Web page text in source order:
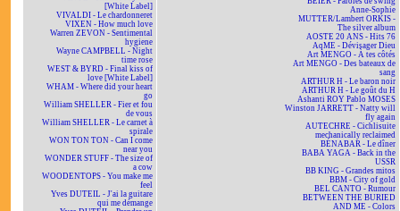
[White Label]
VIVALDI - Le chardonneret
VIXEN - How much love
Warren ZEVON - Sentimental
hygiene
Wayne CAMPBELL - Night
time rose
WEST & BYRD - Final kiss of
love [White Label]
WHAM - Where did your heart
go
William SHELLER - Fier et fou
de vous
William SHELLER - Le carnet à
spirale
WON TON TON - Can I come
near you
WONDER STUFF - The size of
a cow
WOODENTOPS - You make me
feel
Yves DUTEIL - J'ai la guitare
qui me démange
Anne-Sophie
MUTTER/Lambert ORKIS -
The silver album
AOSTE 20 ANS - Hits 76
AqME - Dévisager Dieu
Art MENGO - À tes côtés
Art MENGO - Des bateaux de
sang
ARTHUR H - Le baron noir
ARTHUR H - Le goût du H
Ashanti ROY Pablo MOSES
Winston JARRETT - Natty will
fly again
AUTECHRE - Cichlisuite
mechanically reclaimed
BÉNABAR - Le dîner
BABA YAGA - Back in the
USSR
BB KING - Grandes mitos
BBM - City of gold
BEL CANTO - Rumour
BETWEEN THE BURIED
AND ME - Colors